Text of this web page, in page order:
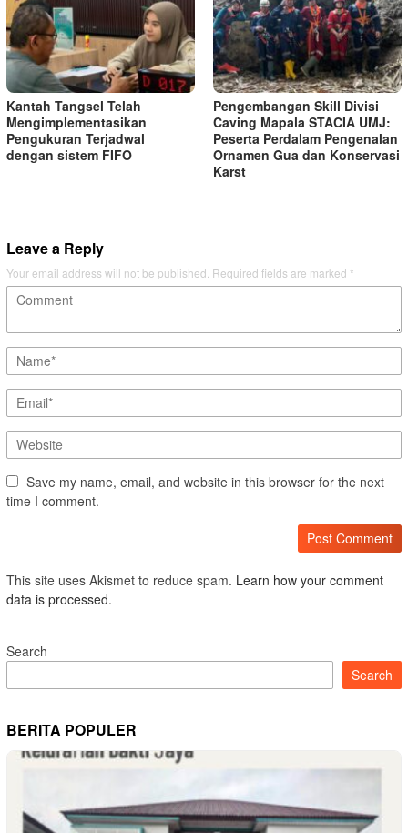
Kantah Tangsel Telah
Mengimplementasikan
Pengukuran Terjadwal
dengan sistem FIFO
Pengembangan Skill Divisi
Caving Mapala STACIA UMJ:
Peserta Perdalam Pengenalan
Ornamen Gua dan Konservasi
Karst
Leave a Reply
Your email address will not be published. Required fields are marked *
Save my name, email, and website in this browser for the next
time I comment.
This site uses Akismet to reduce spam. Learn how your comment
data is processed.
Search
Search
BERITA POPULER